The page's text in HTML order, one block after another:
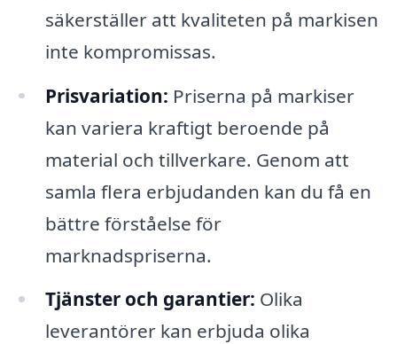
säkerställer att kvaliteten på markisen
inte kompromissas.
Prisvariation: Priserna på markiser
kan variera kraftigt beroende på
material och tillverkare. Genom att
samla flera erbjudanden kan du få en
bättre förståelse för
marknadspriserna.
Tjänster och garantier: Olika
leverantörer kan erbjuda olika